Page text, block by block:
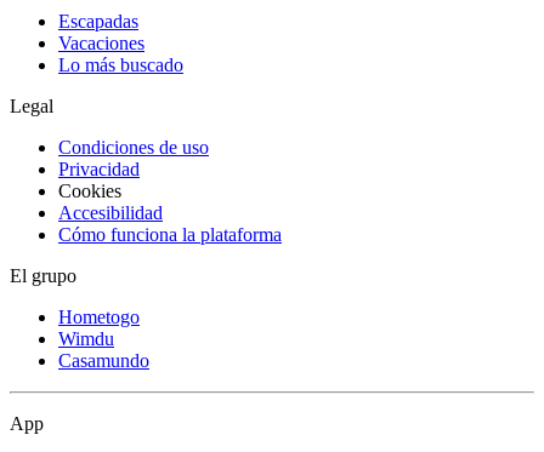
Escapadas
Vacaciones
Lo más buscado
Legal
Condiciones de uso
Privacidad
Cookies
Accesibilidad
Cómo funciona la plataforma
El grupo
Hometogo
Wimdu
Casamundo
App